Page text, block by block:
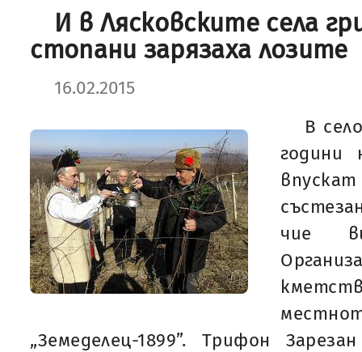
И в Лясковските села
стопани зарязаха лозите
16.02.2015
В
години
чие
„Земеделец-1899”. Трифон